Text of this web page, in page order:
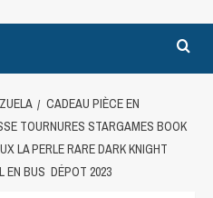
CADEAU PIÈCE EN
TOURNURES STARGAMES BOOK
LA PERLE RARE DARK KNIGHT
EN BUS DÉPOT 2023